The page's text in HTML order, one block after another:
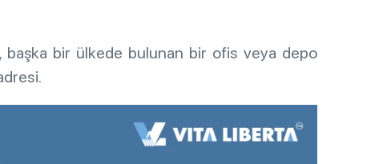
başka bir ülkede bulunan bir ofis veya depo